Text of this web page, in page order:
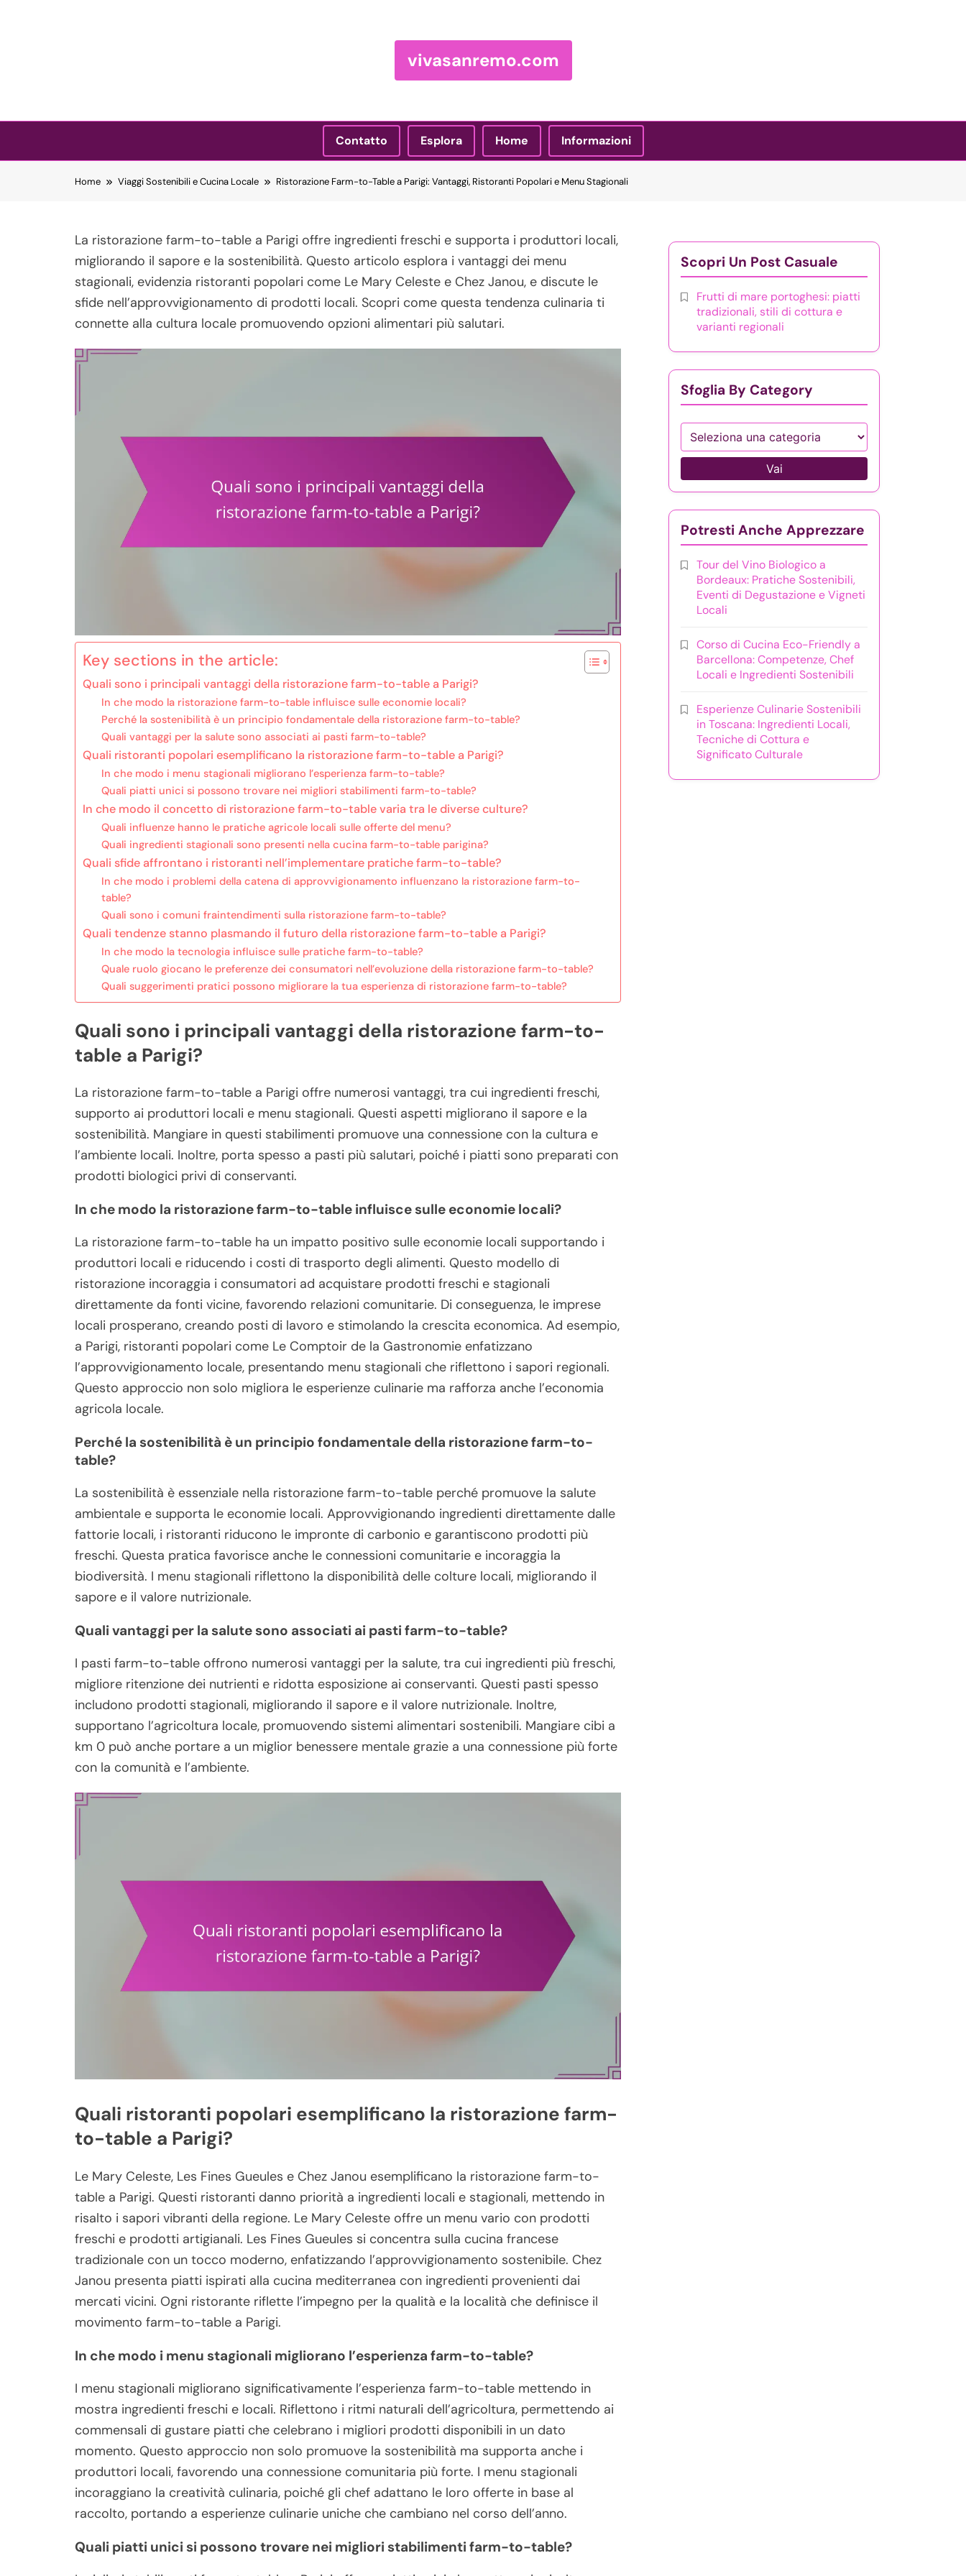
vivasanremo.com
Contatto Esplora Home
Informazioni
Home Viaggi Sostenibili e Cucina Locale Ristorazione Farm-to-Table a Parigi: Vantaggi, Ristoranti Popolari e Menu Stagionali
La ristorazione farm-to-table a Parigi offre ingredienti freschi e supporta i produttori locali,
migliorando il sapore e la sostenibilità. Questo articolo esplora i vantaggi dei menu
stagionali, evidenzia ristoranti popolari come Le Mary Celeste e Chez Janou, e discute le
sfide nell’approvvigionamento di prodotti locali. Scopri come questa tendenza culinaria ti
connette alla cultura locale promuovendo opzioni alimentari più salutari.
Key sections in the article:
Quali sono i principali vantaggi della ristorazione farm-to-table a Parigi?
In che modo la ristorazione farm-to-table influisce sulle economie locali?
Perché la sostenibilità è un principio fondamentale della ristorazione farm-to-table?
Quali vantaggi per la salute sono associati ai pasti farm-to-table?
Quali ristoranti popolari esemplificano la ristorazione farm-to-table a Parigi?
In che modo i menu stagionali migliorano l’esperienza farm-to-table?
Quali piatti unici si possono trovare nei migliori stabilimenti farm-to-table?
In che modo il concetto di ristorazione farm-to-table varia tra le diverse culture?
Quali influenze hanno le pratiche agricole locali sulle offerte del menu?
Quali ingredienti stagionali sono presenti nella cucina farm-to-table parigina?
Quali sfide affrontano i ristoranti nell’implementare pratiche farm-to-table?
In che modo i problemi della catena di approvvigionamento influenzano la ristorazione farm-to-
table?
Quali sono i comuni fraintendimenti sulla ristorazione farm-to-table?
Quali tendenze stanno plasmando il futuro della ristorazione farm-to-table a Parigi?
In che modo la tecnologia influisce sulle pratiche farm-to-table?
Quale ruolo giocano le preferenze dei consumatori nell’evoluzione della ristorazione farm-to-table?
Quali suggerimenti pratici possono migliorare la tua esperienza di ristorazione farm-to-table?
Quali sono i principali vantaggi della ristorazione farm-to-
table a Parigi?
La ristorazione farm-to-table a Parigi offre numerosi vantaggi, tra cui ingredienti freschi,
supporto ai produttori locali e menu stagionali. Questi aspetti migliorano il sapore e la
sostenibilità. Mangiare in questi stabilimenti promuove una connessione con la cultura e
l’ambiente locali. Inoltre, porta spesso a pasti più salutari, poiché i piatti sono preparati con
prodotti biologici privi di conservanti.
In che modo la ristorazione farm-to-table influisce sulle economie locali?
La ristorazione farm-to-table ha un impatto positivo sulle economie locali supportando i
produttori locali e riducendo i costi di trasporto degli alimenti. Questo modello di
ristorazione incoraggia i consumatori ad acquistare prodotti freschi e stagionali
direttamente da fonti vicine, favorendo relazioni comunitarie. Di conseguenza, le imprese
locali prosperano, creando posti di lavoro e stimolando la crescita economica. Ad esempio,
a Parigi, ristoranti popolari come Le Comptoir de la Gastronomie enfatizzano
l’approvvigionamento locale, presentando menu stagionali che riflettono i sapori regionali.
Questo approccio non solo migliora le esperienze culinarie ma rafforza anche l’economia
agricola locale.
Perché la sostenibilità è un principio fondamentale della ristorazione farm-to-
table?
La sostenibilità è essenziale nella ristorazione farm-to-table perché promuove la salute
ambientale e supporta le economie locali. Approvvigionando ingredienti direttamente dalle
fattorie locali, i ristoranti riducono le impronte di carbonio e garantiscono prodotti più
freschi. Questa pratica favorisce anche le connessioni comunitarie e incoraggia la
biodiversità. I menu stagionali riflettono la disponibilità delle colture locali, migliorando il
sapore e il valore nutrizionale.
Quali vantaggi per la salute sono associati ai pasti farm-to-table?
I pasti farm-to-table offrono numerosi vantaggi per la salute, tra cui ingredienti più freschi,
migliore ritenzione dei nutrienti e ridotta esposizione ai conservanti. Questi pasti spesso
includono prodotti stagionali, migliorando il sapore e il valore nutrizionale. Inoltre,
supportano l’agricoltura locale, promuovendo sistemi alimentari sostenibili. Mangiare cibi a
km 0 può anche portare a un miglior benessere mentale grazie a una connessione più forte
con la comunità e l’ambiente.
Quali ristoranti popolari esemplificano la ristorazione farm-
to-table a Parigi?
Le Mary Celeste, Les Fines Gueules e Chez Janou esemplificano la ristorazione farm-to-
table a Parigi. Questi ristoranti danno priorità a ingredienti locali e stagionali, mettendo in
risalto i sapori vibranti della regione. Le Mary Celeste offre un menu vario con prodotti
freschi e prodotti artigianali. Les Fines Gueules si concentra sulla cucina francese
tradizionale con un tocco moderno, enfatizzando l’approvvigionamento sostenibile. Chez
Janou presenta piatti ispirati alla cucina mediterranea con ingredienti provenienti dai
mercati vicini. Ogni ristorante riflette l’impegno per la qualità e la località che definisce il
movimento farm-to-table a Parigi.
In che modo i menu stagionali migliorano l’esperienza farm-to-table?
I menu stagionali migliorano significativamente l’esperienza farm-to-table mettendo in
mostra ingredienti freschi e locali. Riflettono i ritmi naturali dell’agricoltura, permettendo ai
commensali di gustare piatti che celebrano i migliori prodotti disponibili in un dato
momento. Questo approccio non solo promuove la sostenibilità ma supporta anche i
produttori locali, favorendo una connessione comunitaria più forte. I menu stagionali
incoraggiano la creatività culinaria, poiché gli chef adattano le loro offerte in base al
raccolto, portando a esperienze culinarie uniche che cambiano nel corso dell’anno.
Quali piatti unici si possono trovare nei migliori stabilimenti farm-to-table?
Scopri Un Post Casuale
Frutti di mare portoghesi: piatti
tradizionali, stili di cottura e
varianti regionali
Sfoglia By Category
Vai
Potresti Anche Apprezzare
Tour del Vino Biologico a
Bordeaux: Pratiche Sostenibili,
Eventi di Degustazione e Vigneti
Locali
Corso di Cucina Eco-Friendly a
Barcellona: Competenze, Chef
Locali e Ingredienti Sostenibili
Esperienze Culinarie Sostenibili
in Toscana: Ingredienti Locali,
Tecniche di Cottura e
Significato Culturale